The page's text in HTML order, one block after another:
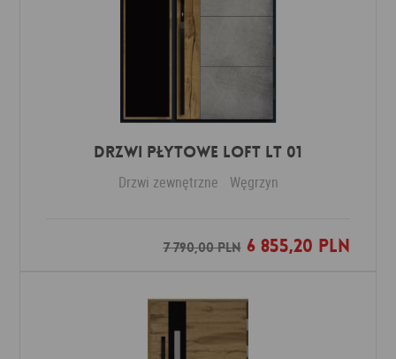
DRZWI PŁYTOWE LOFT LT 01
Drzwi zewnętrzne Węgrzyn
7 790,00 PLN6 855,20 PLN
Dodaj do ulubionych